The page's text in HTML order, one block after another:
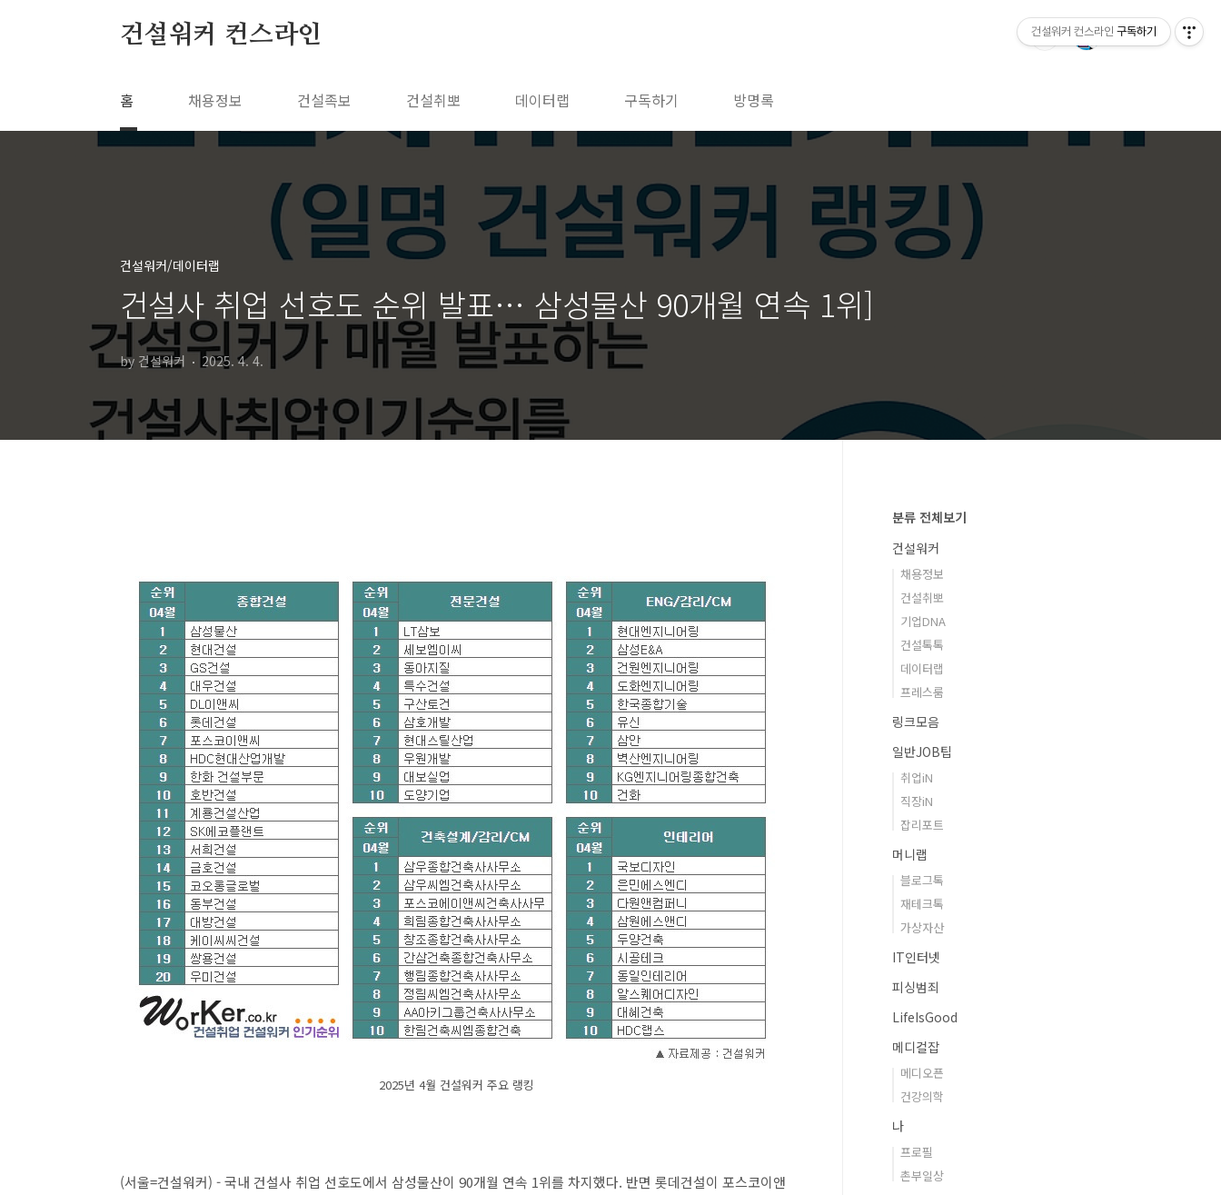
건설워커 컨스라인
홈 채용정보 건설족보 건설취뽀 데이터랩 구독하기 방명록
건설워커/데이터랩
건설사 취업 선호도 순위 발표… 삼성물산 90개월 연속 1위]
by 건설워커 2025. 4. 4.
2025년 4월 건설워커 주요 랭킹
(서울=건설워커) - 국내 건설사 취업 선호도에서 삼성물산이 90개월 연속 1위를 차지했다. 반면 롯데건설이 포스코이앤
분류 전체보기
건설워커
채용정보
건설취뽀
기업DNA
건설톡톡
데이터랩
프레스룸
링크모음
일반JOB팁
취업iN
직장iN
잡리포트
머니랩
블로그톡
재테크톡
가상자산
IT인터넷
피싱범죄
LifeIsGood
메디컬잡
메디오픈
건강의학
나
프로필
촌부일상
건설워커 컨스라인 구독하기